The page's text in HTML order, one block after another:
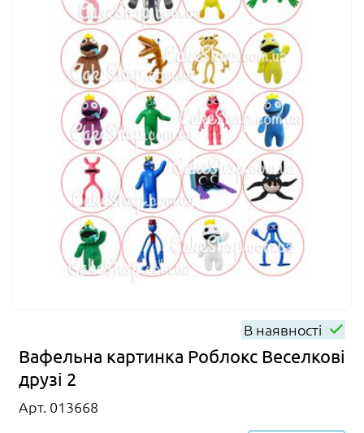
В наявності
Вафельна картинка Роблокс Веселкові
друзі 2
Арт. 013668